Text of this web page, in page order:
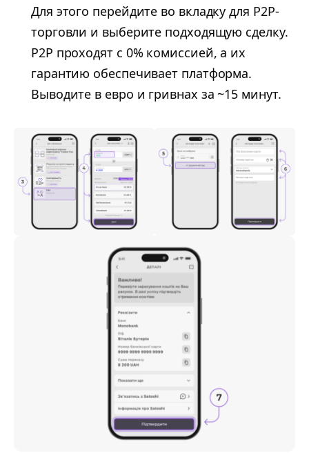
Для этого перейдите во вкладку для P2P-
торговли и выберите подходящую сделку.
P2P проходят с 0% комиссией, а их
гарантию обеспечивает платформа.
Выводите в евро и гривнах за ~15 минут.